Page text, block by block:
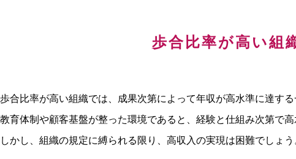
歩合比率が高い組
歩合比率が高い組織では、成果次第によって年収が高水準に達する
教育体制や顧客基盤が整った環境であると、経験と仕組み次第で
しかし、組織の規定に縛られる限り、高収入の実現は困難でしょう